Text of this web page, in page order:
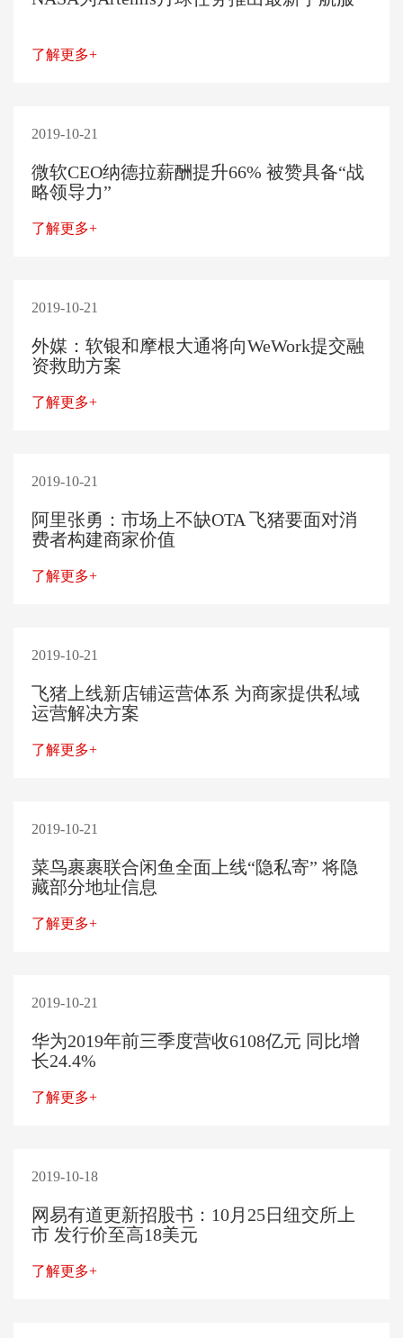
了解更多+
2019-10-21
微软CEO纳德拉薪酬提升66% 被赞具备“战
略领导力”
了解更多+
2019-10-21
外媒：软银和摩根大通将向WeWork提交融
资救助方案
了解更多+
2019-10-21
阿里张勇：市场上不缺OTA 飞猪要面对消
费者构建商家价值
了解更多+
2019-10-21
飞猪上线新店铺运营体系 为商家提供私域
运营解决方案
了解更多+
2019-10-21
菜鸟裹裹联合闲鱼全面上线“隐私寄” 将隐
藏部分地址信息
了解更多+
2019-10-21
华为2019年前三季度营收6108亿元 同比增
长24.4%
了解更多+
2019-10-18
网易有道更新招股书：10月25日纽交所上
市 发行价至高18美元
了解更多+